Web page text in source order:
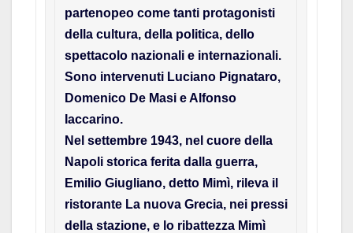
partenopeo come tanti protagonisti
della cultura, della politica, dello
spettacolo nazionali e internazionali.
Sono intervenuti Luciano Pignataro,
Domenico De Masi e Alfonso
Iaccarino.
Nel settembre 1943, nel cuore della
Napoli storica ferita dalla guerra,
Emilio Giugliano, detto Mimì, rileva il
ristorante La nuova Grecia, nei pressi
della stazione, e lo ribattezza Mimì